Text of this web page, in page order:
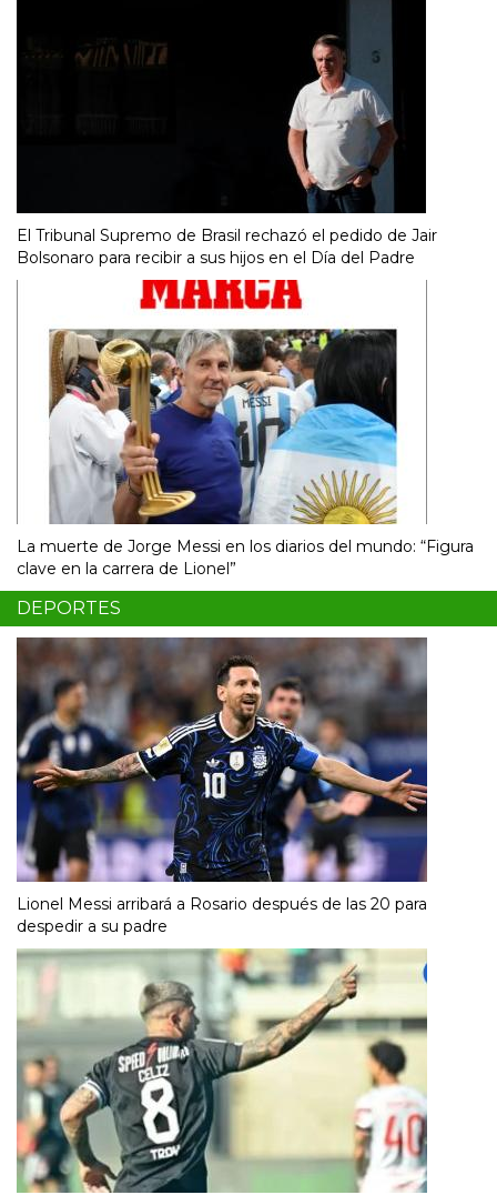
El Tribunal Supremo de Brasil rechazó el pedido de Jair
Bolsonaro para recibir a sus hijos en el Día del Padre
La muerte de Jorge Messi en los diarios del mundo: “Figura
clave en la carrera de Lionel”
DEPORTES
Lionel Messi arribará a Rosario después de las 20 para
despedir a su padre